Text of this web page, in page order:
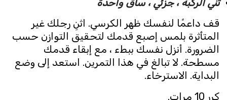
قف داعمًا لنفسك ظهر الكرسي. اثنِ رجلك غير
المتأثرة بلمس إصبع قدمك لتحقيق التوازن حسب
الضرورة. أنزل نفسك ببطء ، مع إبقاء قدمك
مسطحة. لا تبالغ في هذا التمرين. استعد إلى وضع
البداية. الاسترخاء.
كرر 10 مرات.